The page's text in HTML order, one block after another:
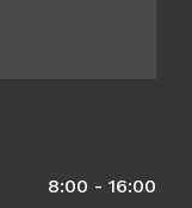
8:00 - 16:00